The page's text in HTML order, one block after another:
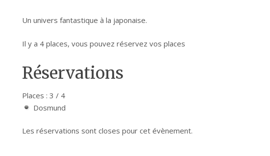
Un univers fantastique à la japonaise.
Il y a 4 places, vous pouvez réservez vos places
Réservations
Places : 3 / 4
Dosmund
Les réservations sont closes pour cet évènement.